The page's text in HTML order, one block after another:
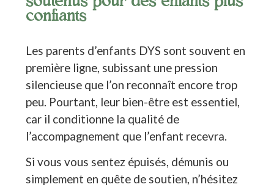
confiants
Les parents d’enfants DYS sont souvent en
première ligne, subissant une pression
silencieuse que l’on reconnaît encore trop
peu. Pourtant, leur bien-être est essentiel,
car il conditionne la qualité de
l’accompagnement que l’enfant recevra.
Si vous vous sentez épuisés, démunis ou
simplement en quête de soutien, n’hésitez